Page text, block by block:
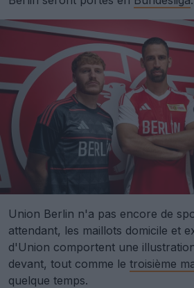
Union Berlin n'a pas encore de
attendant, les maillots domicile et
d'Union comportent une
devant, tout comme le troisième
quelque temps.